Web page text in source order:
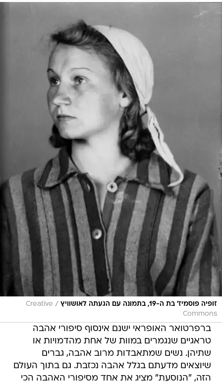
זופיה פוסמיז' בת ה-19, בתמונה עם הגעתה לאושוויץ /
Creative
Commons
ברפרטואר האופראי ישנם אינסוף סיפורי אהבה
טראגיים שנגמרים במוות של אחת מהדמויות או
שתיהן. נשים שמתאבדות מרוב אהבה, גברים
שיוצאים מדעתם בגלל אהבה נכזבת. גם בתוך העולם
הזה, "הנוסעת" מציג את אחד מסיפורי האהבה הכי